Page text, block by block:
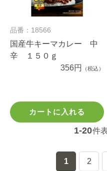
品番：18566
国産牛キーマカレー 中
辛 １５０ｇ
356円
（税込）
カートに入れる
1-20件
1 2